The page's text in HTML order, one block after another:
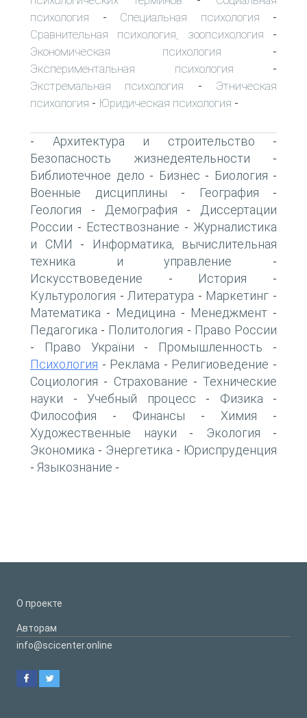
психология - Специальная психология -
Сравнительная психология, зоопсихология -
Экономическая психология -
Экспериментальная психология -
Экстремальная психология - Этническая
психология - Юридическая психология -
- Архитектура и строительство -
Безопасность жизнедеятельности -
Библиотечное дело - Бизнес - Биология -
Военные дисциплины - География -
Геология - Демография -
Диссертации
России - Естествознание - Журналистика
и СМИ -
Информатика, вычислительная
техника и управление -
Искусствоведение - История -
Культурология - Литература - Маркетинг -
Математика - Медицина - Менеджмент -
Педагогика - Политология - Право России
- Право України - Промышленность -
Психология - Реклама - Религиоведение -
Социология - Страхование - Технические
науки - Учебный процесс - Физика -
Философия - Финансы - Химия -
Художественные науки - Экология -
Экономика - Энергетика - Юриспруденция
- Языкознание -
О проекте
Авторам
info@scicenter.online